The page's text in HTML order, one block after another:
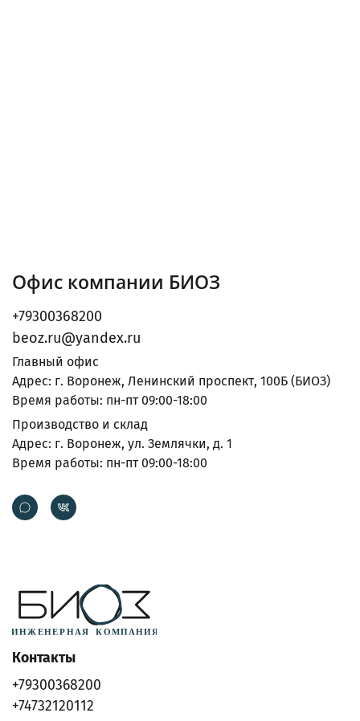
Офис компании БИОЗ
+79300368200
beoz.ru@yandex.ru
Главный офис
Адрес: г. Воронеж, Ленинский проспект, 100Б (БИОЗ)
Время работы: пн-пт 09:00-18:00
Производство и склад
Адрес: г. Воронеж, ул. Землячки, д. 1
Время работы: пн-пт 09:00-18:00
Контакты
+79300368200
+74732120112